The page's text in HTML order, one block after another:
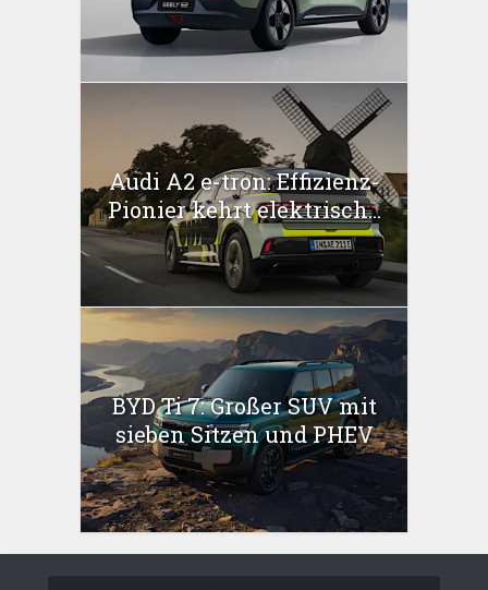
Audi A2 e-tron: Effizienz-
Pionier kehrt elektrisch...
BYD Ti 7: Großer SUV mit
sieben Sitzen und PHEV